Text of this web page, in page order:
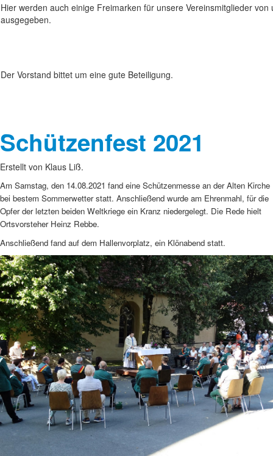
Hier werden auch einige Freimarken für unsere Vereinsmitglieder von
ausgegeben.
Der Vorstand bittet um eine gute Beteiligung.
Schützenfest 2021
Erstellt von Klaus Liß.
Am Samstag, den 14.08.2021 fand eine Schützenmesse an der Alten Kirche
bei bestem Sommerwetter statt. Anschließend wurde am Ehrenmahl, für die
Opfer der letzten beiden Weltkriege ein Kranz niedergelegt. Die Rede hielt
Ortsvorsteher Heinz Rebbe.
Anschließend fand auf dem Hallenvorplatz, ein Klönabend statt.